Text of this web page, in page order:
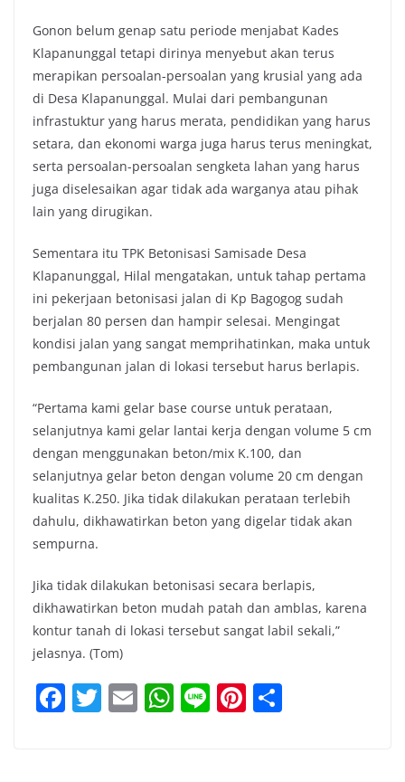
Gonon belum genap satu periode menjabat Kades
Klapanunggal tetapi dirinya menyebut akan terus
merapikan persoalan-persoalan yang krusial yang ada
di Desa Klapanunggal. Mulai dari pembangunan
infrastuktur yang harus merata, pendidikan yang harus
setara, dan ekonomi warga juga harus terus meningkat,
serta persoalan-persoalan sengketa lahan yang harus
juga diselesaikan agar tidak ada warganya atau pihak
lain yang dirugikan.
Sementara itu TPK Betonisasi Samisade Desa
Klapanunggal, Hilal mengatakan, untuk tahap pertama
ini pekerjaan betonisasi jalan di Kp Bagogog sudah
berjalan 80 persen dan hampir selesai. Mengingat
kondisi jalan yang sangat memprihatinkan, maka untuk
pembangunan jalan di lokasi tersebut harus berlapis.
“Pertama kami gelar base course untuk perataan,
selanjutnya kami gelar lantai kerja dengan volume 5 cm
dengan menggunakan beton/mix K.100, dan
selanjutnya gelar beton dengan volume 20 cm dengan
kualitas K.250. Jika tidak dilakukan perataan terlebih
dahulu, dikhawatirkan beton yang digelar tidak akan
sempurna.
Jika tidak dilakukan betonisasi secara berlapis,
dikhawatirkan beton mudah patah dan amblas, karena
kontur tanah di lokasi tersebut sangat labil sekali,”
jelasnya. (Tom)
F T E W Li Pi